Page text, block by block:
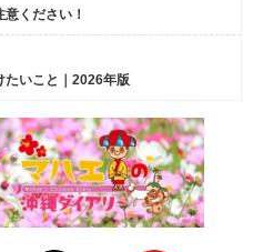
ください！
たいこと｜2026年版